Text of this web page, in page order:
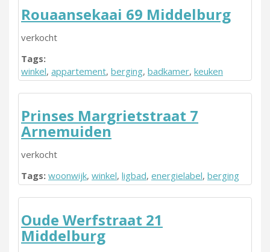
Rouaansekaai 69 Middelburg
verkocht
Tags:
winkel, appartement, berging, badkamer, keuken
Prinses Margrietstraat 7
Arnemuiden
verkocht
Tags: woonwijk, winkel, ligbad, energielabel, berging
Oude Werfstraat 21
Middelburg